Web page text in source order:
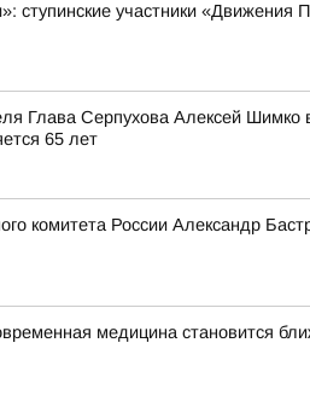
ступинские участники «Движения
Глава Серпухова Алексей
65 лет
комитета России Александр
медицина становится